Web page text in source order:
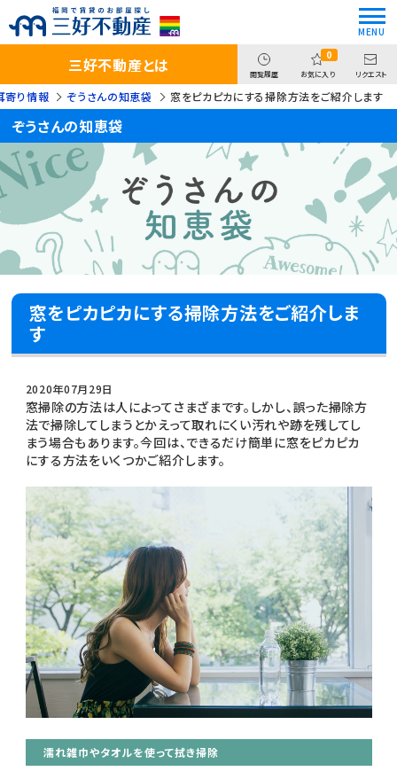
三好不動産とは 閲覧履歴
0
お気に入り リクエスト
寄り情報 ぞうさんの知恵袋 窓をピカピカにする掃除方法をご紹介します
ぞうさんの知恵袋
窓をピカピカにする掃除方法をご紹介しま
す
2020年07月29日
窓掃除の方法は人によってさまざまです。しかし、誤った掃除方
法で掃除してしまうとかえって取れにくい汚れや跡を残してし
まう場合もあります。今回は、できるだけ簡単に窓をピカピカ
にする方法をいくつかご紹介します。
濡れ雑巾やタオルを使って拭き掃除